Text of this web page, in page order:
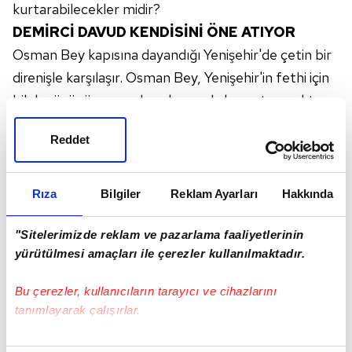
Rıza Bilgiler Reklam Ayarları Hakkında
"Sitelerimizde reklam ve pazarlama faaliyetlerinin
yürütülmesi amaçları ile çerezler kullanılmaktadır.
Bu çerezler, kullanıcıların tarayıcı ve cihazlarını
tanımlayarak çalışırlar.
Bu çerezlere izin vermeniz halinde sizlere özel
Reddet
kurtarabilecekler midir?
DEMİRCİ DAVUD KENDİSİNİ ÖNE ATIYOR
Osman Bey kapısına dayandığı Yenişehir'de çetin bir
direnişle karşılaşır. Osman Bey, Yenişehir'in fethi için
bilek gücünün yanında zekasını da konuşturacaktır.
Osman Bey'in dahiyane planı nedir? Sonunda Kayı
Alpları, Yenişehir'in kapılarına dayanır… Neye
uğradığını şaşıran Romanos ve askerleri kirli bir oyun
oynamaya kalkışır… Savaşın en çetin anlarında,
Demirci Davud canı pahasına, Kayı sancağının
dalgalanabilmesi için kendisini öne atar. Demirci
Davud kurtulabilecek midir?
OSMAN BEY ROMANOS'UN CEZASINI
KESİYOR